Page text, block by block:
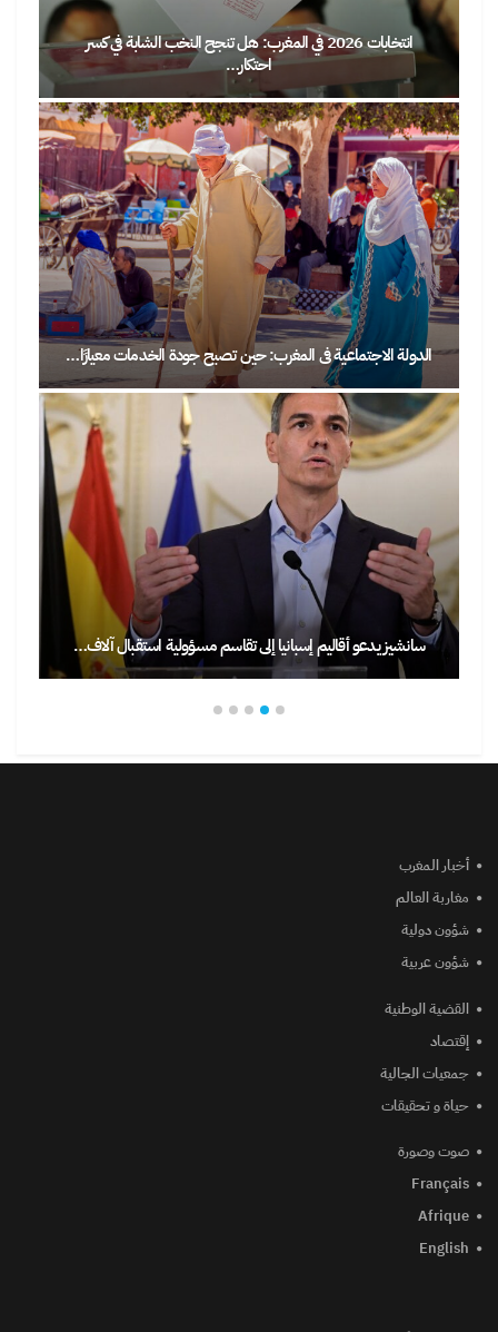
انتخابات 2026 في المغرب: هل تنجح النخب الشابة في كسر
احتكار…
الدولة الاجتماعية في المغرب: حين تصبح جودة الخدمات معيارًا…
سانشيز يدعو أقاليم إسبانيا إلى تقاسم مسؤولية استقبال آلاف…
أخبار المغرب
مغاربة العالم
شؤون دولية
شؤون عربية
القضية الوطنية
إقتصاد
جمعيات الجالية
حياة و تحقيقات
صوت وصورة
Français
Afrique
English